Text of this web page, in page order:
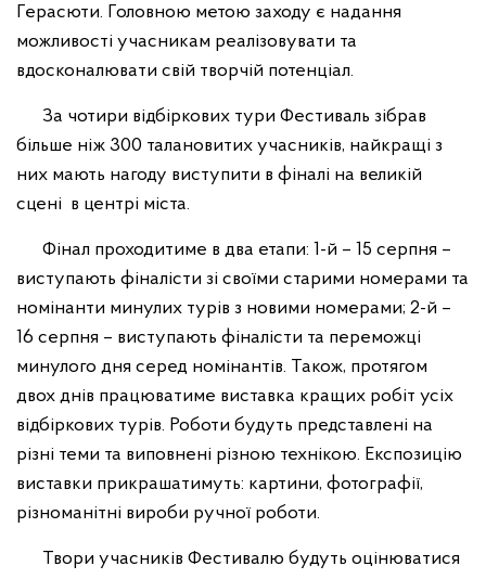
Герасюти. Головною метою заходу є надання
можливості учасникам реалізовувати та
вдосконалювати свій творчій потенціал.
За чотири відбіркових тури Фестиваль зібрав
більше ніж 300 талановитих учасників, найкращі з
них мають нагоду виступити в фіналі на великій
сцені в центрі міста.
Фінал проходитиме в два етапи: 1-й – 15 серпня –
виступають фіналісти зі своїми старими номерами та
номінанти минулих турів з новими номерами; 2-й –
16 серпня – виступають фіналісти та переможці
минулого дня серед номінантів. Також, протягом
двох днів працюватиме виставка кращих робіт усіх
відбіркових турів. Роботи будуть представлені на
різні теми та виповнені різною технікою. Експозицію
виставки прикрашатимуть: картини, фотографії,
різноманітні вироби ручної роботи.
Твори учасників Фестивалю будуть оцінюватися